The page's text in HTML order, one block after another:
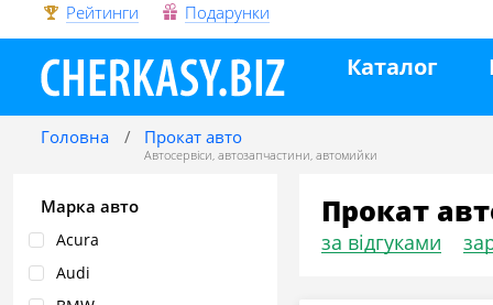
Рейтинги Подарунки
Каталог
Головна Прокат авто
Автосервіси, автозапчастини, автомийки
Марка авто
Acura
Audi
Прокат
за відгуками